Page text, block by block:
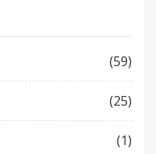
(59)
(25)
(1)